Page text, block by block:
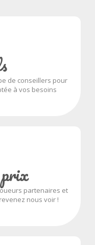
de conseillers pour
à vos besoins
partenaires et
nous voir !